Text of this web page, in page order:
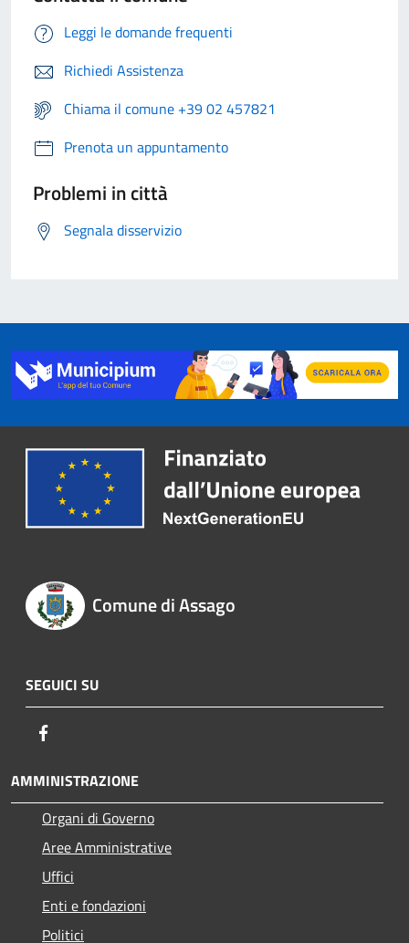
Leggi le domande frequenti
Richiedi Assistenza
Chiama il comune +39 02 457821
Prenota un appuntamento
Problemi in città
Segnala disservizio
Comune di Assago
SEGUICI SU
AMMINISTRAZIONE
Organi di Governo
Aree Amministrative
Uffici
Enti e fondazioni
Politici